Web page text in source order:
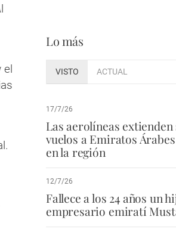
el
Lo más
VISTO ACTUAL
17/7/26
Las aerolíneas
vuelos a Emiratos
en la región
12/7/26
Fallece a los 24 años un
empresario emiratí